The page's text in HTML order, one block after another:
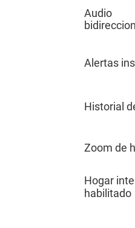
Hogar
habilitado
Zoom de
Historial
Alertas
Audio